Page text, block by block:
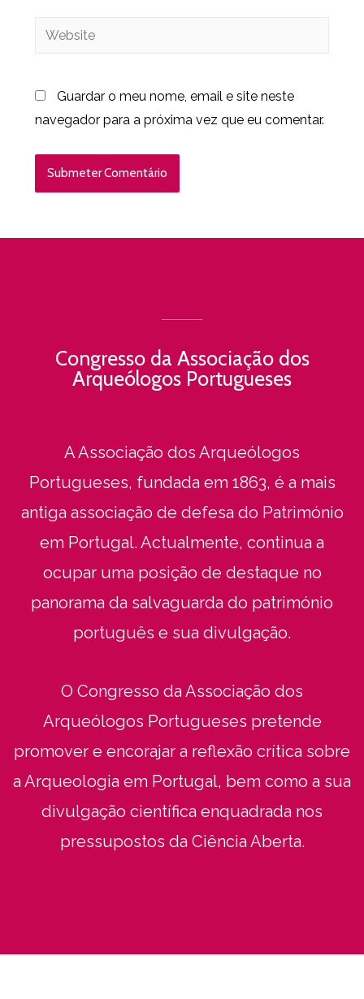
Guardar o meu nome, email e site neste
navegador para a próxima vez que eu comentar.
Congresso da Associação dos
Arqueólogos Portugueses
A Associação dos Arqueólogos
Portugueses, fundada em 1863, é a mais
antiga associação de defesa do Património
em Portugal. Actualmente, continua a
ocupar uma posição de destaque no
panorama da salvaguarda do património
português e sua divulgação.
O Congresso da Associação dos
Arqueólogos Portugueses pretende
promover e encorajar a reflexão crítica sobre
a Arqueologia em Portugal, bem como a sua
divulgação científica enquadrada nos
pressupostos da Ciência Aberta.